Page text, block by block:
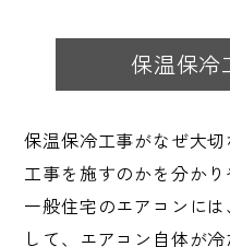
保温保冷
保温保冷工事がなぜ大
工事を施すのかを分かり
一般住宅のエアコンに
して、エアコン自体が